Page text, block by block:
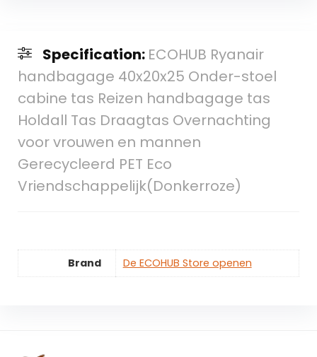
Specification: ECOHUB Ryanair
handbagage 40x20x25 Onder-stoel
cabine tas Reizen handbagage tas
Holdall Tas Draagtas Overnachting
voor vrouwen en mannen
Gerecycleerd PET Eco
Vriendschappelijk(Donkerroze)
Brand De ECOHUB Store openen